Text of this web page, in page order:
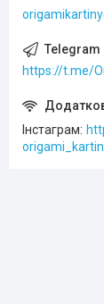
https://t.me/
Інстаграм